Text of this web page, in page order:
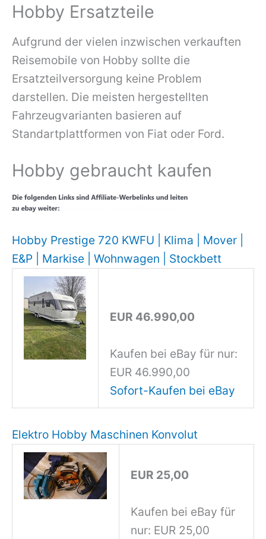
Hobby Ersatzteile
Aufgrund der vielen inzwischen verkauften
Reisemobile von Hobby sollte die
Ersatzteilversorgung keine Problem
darstellen. Die meisten hergestellten
Fahrzeugvarianten basieren auf
Standartplattformen von Fiat oder Ford.
Hobby gebraucht kaufen
Hobby Prestige 720 KWFU | Klima | Mover |
E&P | Markise | Wohnwagen | Stockbett
EUR 46.990,00
Kaufen bei eBay für nur:
EUR 46.990,00
Sofort-Kaufen bei eBay
Elektro Hobby Maschinen Konvolut
EUR 25,00
Kaufen bei eBay für
nur: EUR 25,00